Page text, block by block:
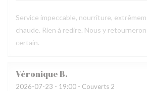
Service impeccable, nourriture,
chaude. Rien à redire. Nous y
certain.
VéroniqueB
2026-07-23 - 19:00 - Couverts 2